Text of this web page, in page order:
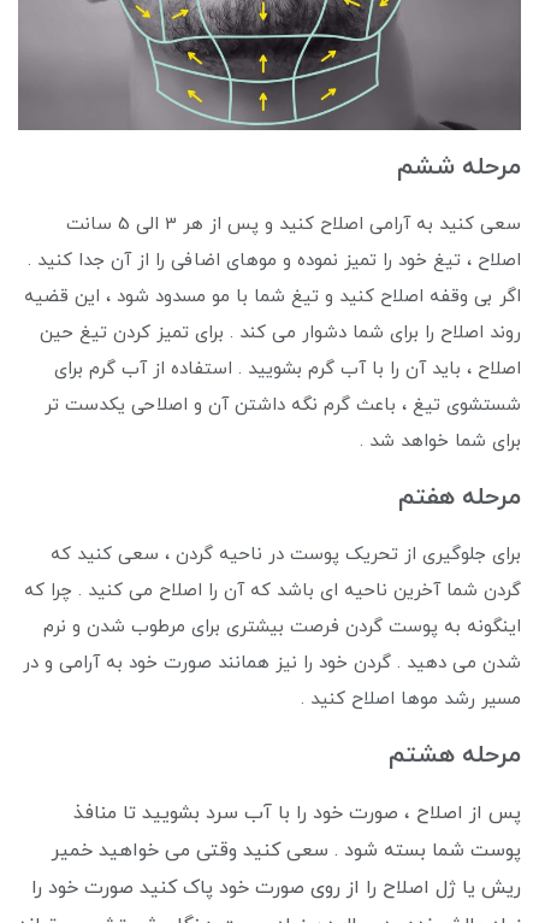
مرحله ششم
سعی کنید به آرامی اصلاح کنید و پس از هر 3 الی 5 سانت
اصلاح ، تیغ خود را تمیز نموده و موهای اضافی را از آن جدا کنید .
اگر بی وقفه اصلاح کنید و تیغ شما با مو مسدود شود ، این قضیه
روند اصلاح را برای شما دشوار می کند . برای تمیز کردن تیغ حین
اصلاح ، باید آن را با آب گرم بشویید . استفاده از آب گرم برای
شستشوی تیغ ، باعث گرم نگه داشتن آن و اصلاحی یکدست تر
برای شما خواهد شد .
مرحله هفتم
برای جلوگیری از تحریک پوست در ناحیه گردن ، سعی کنید که
گردن شما آخرین ناحیه ای باشد که آن را اصلاح می کنید . چرا که
اینگونه به پوست گردن فرصت بیشتری برای مرطوب شدن و نرم
شدن می دهید . گردن خود را نیز همانند صورت خود به آرامی و در
مسیر رشد موها اصلاح کنید .
مرحله هشتم
پس از اصلاح ، صورت خود را با آب سرد بشویید تا منافذ
پوست شما بسته شود . سعی کنید وقتی می خواهید خمیر
ریش یا ژل اصلاح را از روی صورت خود پاک کنید صورت خود را